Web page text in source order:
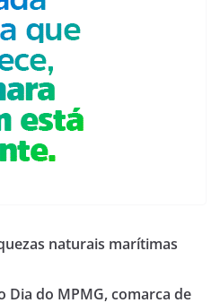
naturais marítimas
Dia do MPMG, comarca de